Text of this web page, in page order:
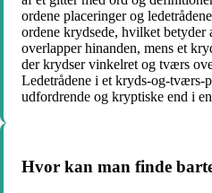
ordene placeringer og
ordene krydsede, hvilket betyder
overlapper hinanden, mens et
der krydser vinkelret og tværs
Ledetrådene i et kryds-og-tværs-
udfordrende og kryptiske end i
Hvor kan man finde